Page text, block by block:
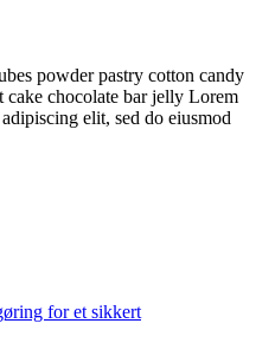
powder pastry cotton candy
cake chocolate bar jelly Lorem
elit, sed do eiusmod